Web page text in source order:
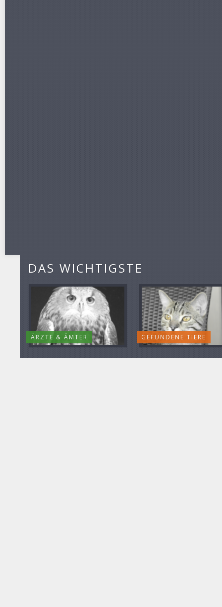
DAS WICHTIGSTE
ÄRZTE & ÄMTER GEFUNDENE TIERE